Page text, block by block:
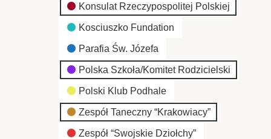
Konsulat Rzeczypospolitej Polskiej
Kosciuszko Fundation
Parafia Św. Józefa
Polska Szkoła/Komitet Rodzicielski
Polski Klub Podhale
Zespół Taneczny “Krakowiacy”
Zespół “Swojskie Dziołchy”